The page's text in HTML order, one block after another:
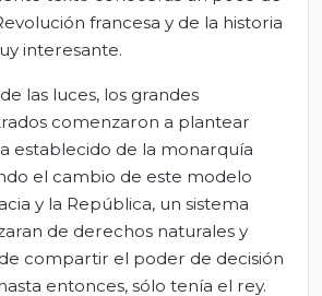
francesa y de la historia
interesante.
las luces, los grandes
comenzaron a plantear
establecido de la monarquía
el cambio de este modelo
y la República, un sistema
de derechos naturales y
compartir el poder de decisión
entonces, sólo tenía el rey.